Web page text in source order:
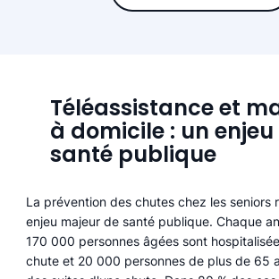
Téléassistance et
à domicile : un enjeu
santé publique
La prévention des chutes chez les seniors
enjeu majeur de santé publique. Chaque
170 000 personnes âgées sont
chute et 20 000 personnes de plus de 65